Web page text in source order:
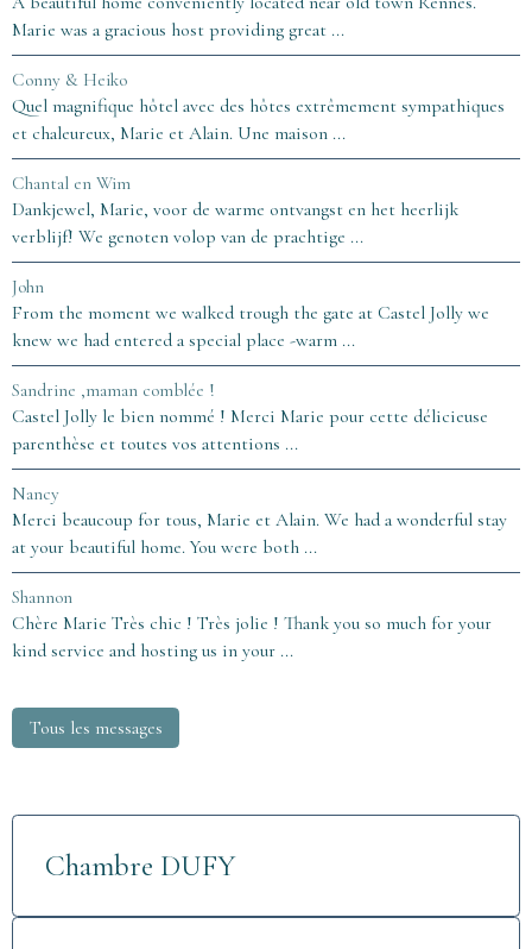
Marie was a gracious host providing great ...
Conny & Heiko
Quel magnifique hôtel avec des hôtes extrêmement sympathiques
et chaleureux, Marie et Alain. Une maison ...
Chantal en Wim
Dankjewel, Marie, voor de warme ontvangst en het heerlijk
verblijf! We genoten volop van de prachtige ...
John
From the moment we walked trough the gate at Castel Jolly we
knew we had entered a special place -warm ...
Sandrine ,maman comblée !
Castel Jolly le bien nommé ! Merci Marie pour cette délicieuse
parenthèse et toutes vos attentions ...
Nancy
Merci beaucoup for tous, Marie et Alain. We had a wonderful stay
at your beautiful home. You were both ...
Shannon
Chère Marie Très chic ! Très jolie ! Thank you so much for your
kind service and hosting us in your ...
Tous les messages
Chambre DUFY